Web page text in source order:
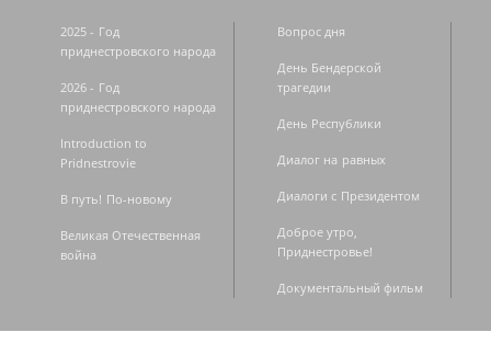
2025 - Год
приднестровского народа
2026 - Год
приднестровского народа
Introduction to
Pridnestrovie
В путь! По-новому
Великая Отечественная
война
Вопрос дня
День Бендерской
трагедии
День Республики
Диалог на равных
Диалоги с Президентом
Доброе утро,
Приднестровье!
Документальный фильм